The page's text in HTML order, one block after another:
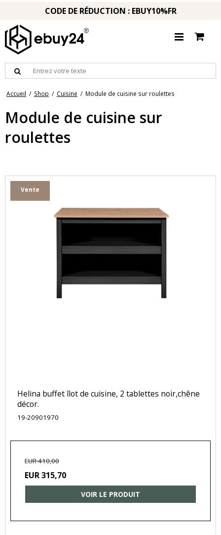
CODE DE RÉDUCTION : EBUY10%FR
Accueil / Shop / Cuisine / Module de cuisine sur roulettes
Module de cuisine sur
roulettes
Vente
Helina buffet îlot de cuisine, 2 tablettes noir,chêne
décor.
19-20901970
EUR 410,00
EUR 315,70
VOIR LE PRODUIT